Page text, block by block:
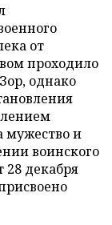
от
проходило
однако
мужество и
воинского
28 декабря